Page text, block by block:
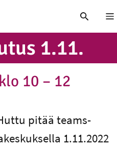
1.11.
10 – 12
pitää teams-
1.11.2022